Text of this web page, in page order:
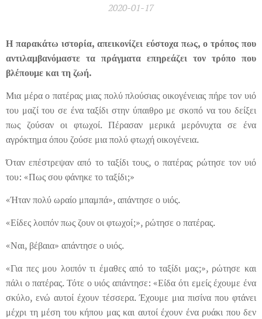
2020-01-17
Η παρακάτω ιστορία, απεικονίζει εύστοχα πως, ο τρόπος που
αντιλαμβανόμαστε τα πράγματα επηρεάζει τον τρόπο που
βλέπουμε και τη ζωή.
Μια μέρα ο πατέρας μιας πολύ πλούσιας οικογένειας πήρε τον υιό
του μαζί του σε ένα ταξίδι στην ύπαιθρο με σκοπό να του δείξει
πως ζούσαν οι φτωχοί. Πέρασαν μερικά μερόνυχτα σε ένα
αγρόκτημα όπου ζούσε μια πολύ φτωχή οικογένεια.
Όταν επέστρεψαν από το ταξίδι τους, ο πατέρας ρώτησε τον υιό
του: «Πως σου φάνηκε το ταξίδι;»
«Ήταν πολύ ωραίο μπαμπά», απάντησε ο υιός.
«Είδες λοιπόν πως ζουν οι φτωχοί;», ρώτησε ο πατέρας.
«Ναι, βέβαια» απάντησε ο υιός.
«Για πες μου λοιπόν τι έμαθες από το ταξίδι μας;», ρώτησε και
πάλι ο πατέρας. Τότε ο υιός απάντησε: «Είδα ότι εμείς έχουμε ένα
σκύλο, ενώ αυτοί έχουν τέσσερα. Έχουμε μια πισίνα που φτάνει
μέχρι τη μέση του κήπου μας και αυτοί έχουν ένα ρυάκι που δεν